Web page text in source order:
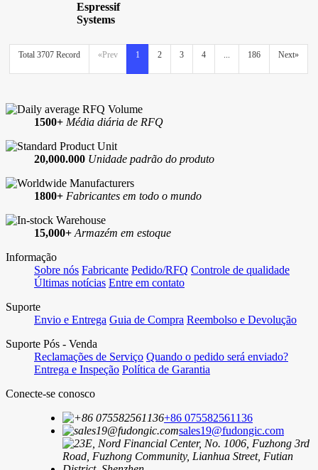
Espressif
Systems
Total 3707 Record «Prev 1 2 3 4 ... 186 Next»
1500+ Média diária de RFQ
20,000.000 Unidade padrão do produto
1800+ Fabricantes em todo o mundo
15,000+ Armazém em estoque
Informação
Sobre nós Fabricante Pedido/RFQ Controle de qualidade
Últimas notícias Entre em contato
Suporte
Envio e Entrega Guia de Compra Reembolso e Devolução
Suporte Pós - Venda
Reclamações de Serviço Quando o pedido será enviado?
Entrega e Inspeção Política de Garantia
Conecte-se conosco
+86 075582561136
sales19@fudongic.com